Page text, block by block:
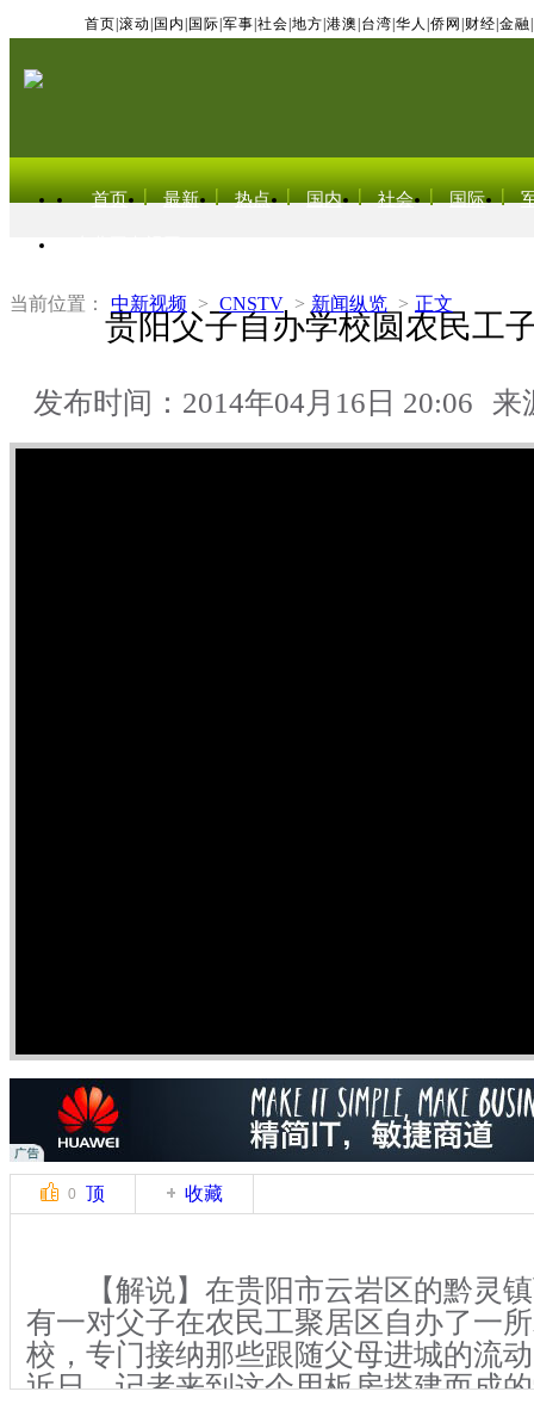
首页 滚动 国内 国际 军事 社会 地方 港澳 台湾 华人 侨网 财经 金融
首页 最新 热点 国内 社会 国际
当前位置： 中新视频 > CNSTV > 新闻纵览 > 正文
贵阳父子自办学校圆农民工
发布时间：2014年04月16日 20:06 来
0 顶 收藏
【解说】在贵阳市云岩区的黔灵镇
有一对父子在农民工聚居区自办了一
校，专门接纳那些跟随父母进城的流
近日，记者来到这个用板房搭建而成